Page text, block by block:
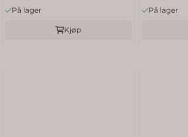
På lager
Kjøp
På lager